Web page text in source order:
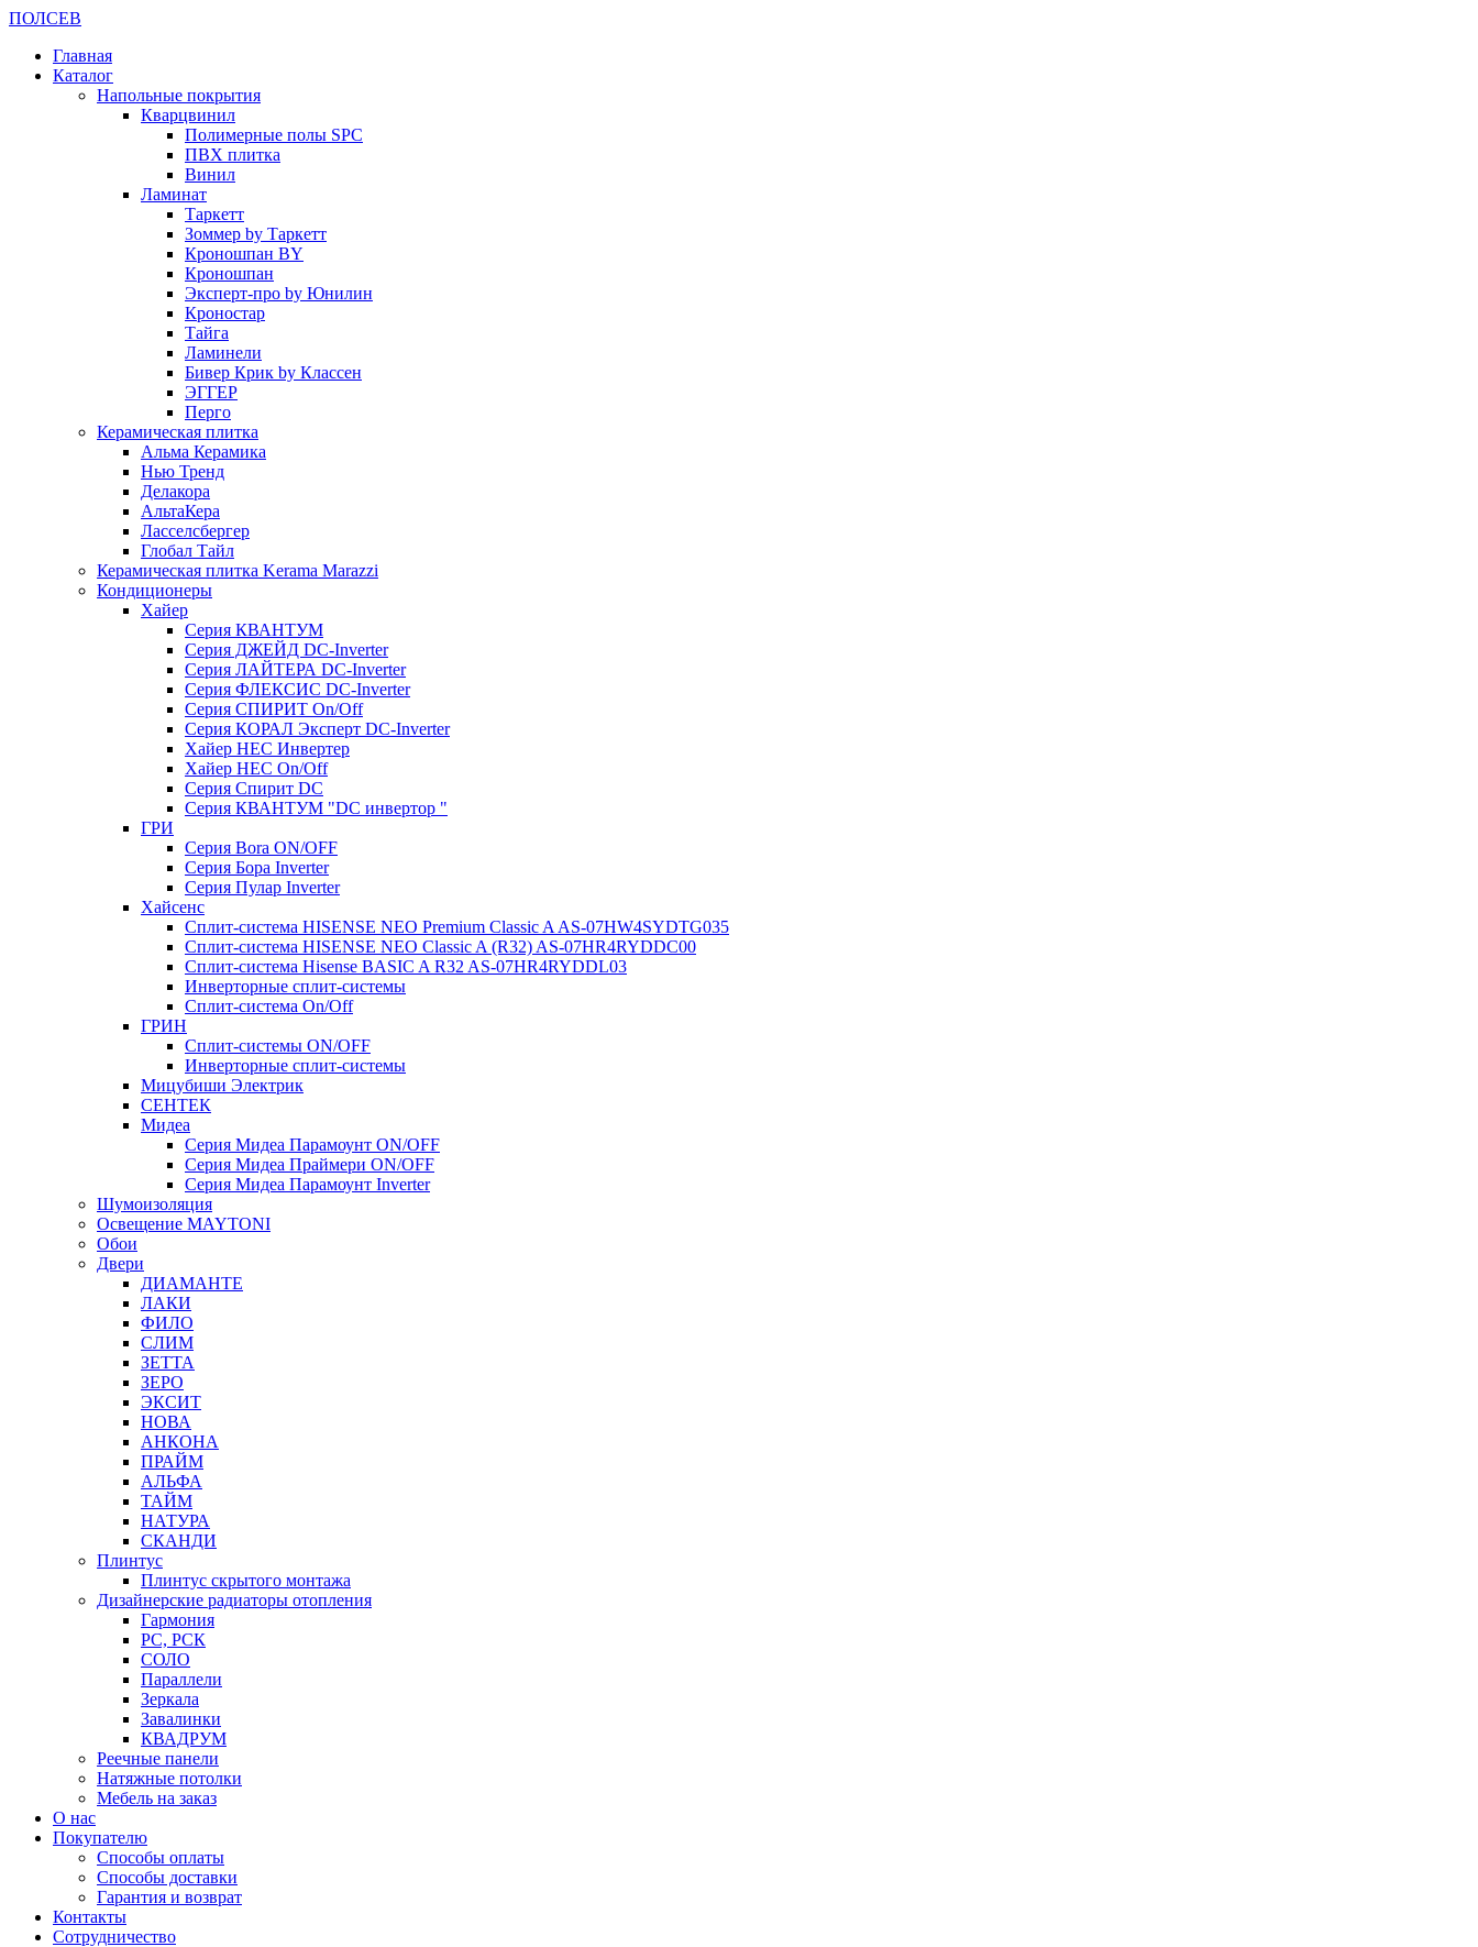
ПОЛСЕВ
Главная
Каталог
Напольные покрытия
Кварцвинил
Полимерные полы SPC
ПВХ плитка
Винил
Ламинат
Таркетт
Зоммер by Таркетт
Кроношпан BY
Кроношпан
Эксперт-про by Юнилин
Кроностар
Тайга
Ламинели
Бивер Крик by Классен
ЭГГЕР
Перго
Керамическая плитка
Альма Керамика
Нью Тренд
Делакора
АльтаКера
Ласселсбергер
Глобал Тайл
Керамическая плитка Kerama Marazzi
Кондиционеры
Хайер
Серия КВАНТУМ
Серия ДЖЕЙД DC-Inverter
Серия ЛАЙТЕРА DC-Inverter
Серия ФЛЕКСИС DC-Inverter
Серия СПИРИТ On/Off
Серия КОРАЛ Эксперт DC-Inverter
Хайер HEC Инвертер
Хайер HEC On/Off
Серия Спирит DC
Серия КВАНТУМ "DC инвертор "
ГРИ
Серия Bora ON/OFF
Серия Бора Inverter
Серия Пулар Inverter
Хайсенс
Сплит-система HISENSE NEO Premium Classic A AS-07HW4SYDTG035
Сплит-система HISENSE NEO Classic A (R32) AS-07HR4RYDDC00
Сплит-система Hisense BASIC A R32 AS-07HR4RYDDL03
Инверторные сплит-системы
Сплит-система On/Off
ГРИН
Сплит-системы ON/OFF
Инверторные сплит-системы
Мицубиши Электрик
СЕНТЕК
Мидеа
Серия Мидеа Парамоунт ON/OFF
Серия Мидеа Праймери ON/OFF
Серия Мидеа Парамоунт Inverter
Шумоизоляция
Освещение MAYTONI
Обои
Двери
ДИАМАНТЕ
ЛАКИ
ФИЛО
СЛИМ
ЗЕТТА
ЗЕРО
ЭКСИТ
НОВА
АНКОНА
ПРАЙМ
АЛЬФА
ТАЙМ
НАТУРА
СКАНДИ
Плинтус
Плинтус скрытого монтажа
Дизайнерские радиаторы отопления
Гармония
РС, РСК
СОЛО
Параллели
Зеркала
Завалинки
КВАДРУМ
Реечные панели
Натяжные потолки
Мебель на заказ
О нас
Покупателю
Способы оплаты
Способы доставки
Гарантия и возврат
Контакты
Сотрудничество